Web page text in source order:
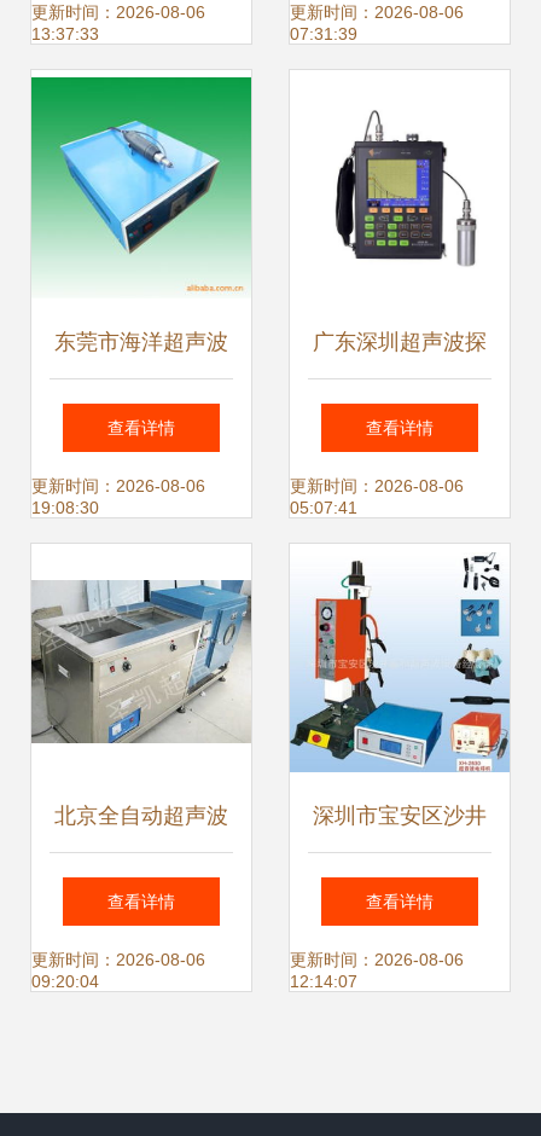
质全国享优惠
更新时间：2026-08-06
13:37:33
力高效自动化清洗
更新时间：2026-08-06
07:31:39
东莞市海洋超声波
科技 铆接设备与超
声波模具产品概览
查看详情
更新时间：2026-08-06
19:08:30
广东深圳超声波探
伤仪ZXUD-60 供应
型号ZXUD-60详情
- 中国供应商
查看详情
更新时间：2026-08-06
05:07:41
北京全自动超声波
清洗机设备价格与
厂家选择指南
查看详情
更新时间：2026-08-06
09:20:04
深圳市宝安区沙井
嘉和超声波设备经
营部 专注于自动化
查看详情
更新时间：2026-08-06
12:14:07